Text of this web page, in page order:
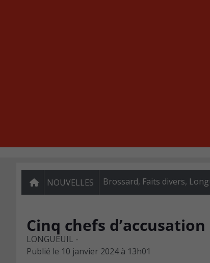
NOUVELLES Brossard, Faits divers,
Cinq chefs
LONGUEUIL -
Publié le 10 janvier 2024 à 13h01